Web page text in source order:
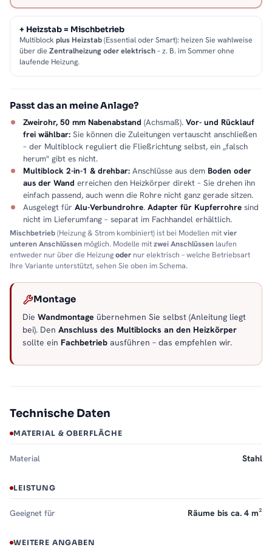
+ Heizstab = Mischbetrieb
Multiblock plus Heizstab(Essential oder Smart): heizen Sie wahlweise
über die Zentralheizung oder elektrisch– z. B. im Sommer ohne
laufende Heizung.
Passt das an meine Anlage?
Zweirohr, 50 mm Nabenabstand (Achsmaß). Vor- und Rücklauf
frei wählbar: Sie können die Zuleitungen vertauscht anschließen
– der Multiblock reguliert die Fließrichtung selbst, ein „falsch
herum" gibt es nicht.
Multiblock 2-in-1 & drehbar: Anschlüsse aus dem Boden oder
aus der Wand erreichen den Heizkörper direkt – Sie drehen ihn
einfach passend, auch wenn die Rohre nicht ganz gerade sitzen.
Ausgelegt für Alu-Verbundrohre. Adapter für Kupferrohre sind
nicht im Lieferumfang – separat im Fachhandel erhältlich.
Mischbetrieb(Heizung & Strom kombiniert) ist bei Modellen mitvier
unteren Anschlüssen möglich. Modelle mitzwei Anschlüssen laufen
entweder nur über die Heizungoder nur elektrisch – welche Betriebsart
Ihre Variante unterstützt, sehen Sie oben im Schema.
Montage
Die Wandmontage übernehmen Sie selbst (Anleitung liegt
bei). Den Anschluss des Multiblocks an den Heizkörper
sollte ein Fachbetrieb ausführen – das empfehlen wir.
Technische Daten
MATERIAL & OBERFLÄCHE
Material Stahl
LEISTUNG
Geeignet für Räume bis ca. 4 m²
WEITERE ANGABEN